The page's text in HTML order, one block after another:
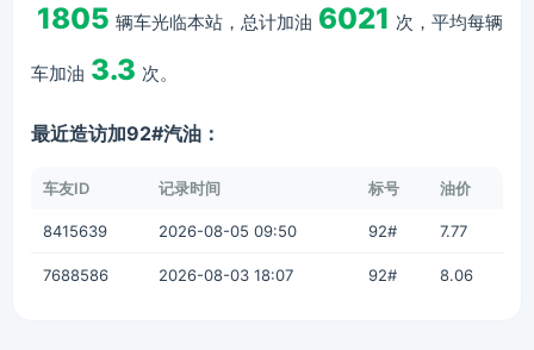
1805 辆车光临本站，总计加油 6021 次，平均每辆
车加油 3.3 次。
最近造访加92#汽油：
车友ID 记录时间 标号 油价
8415639 2026-08-05 09:50 92# 7.77
7688586 2026-08-03 18:07 92# 8.06